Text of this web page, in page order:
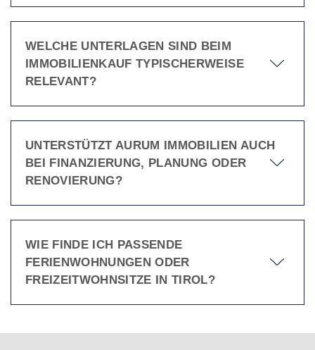
WELCHE UNTERLAGEN SIND BEIM
IMMOBILIENKAUF TYPISCHERWEISE
RELEVANT?
UNTERSTÜTZT AURUM IMMOBILIEN AUCH
BEI FINANZIERUNG, PLANUNG ODER
RENOVIERUNG?
WIE FINDE ICH PASSENDE
FERIENWOHNUNGEN ODER
FREIZEITWOHNSITZE IN TIROL?